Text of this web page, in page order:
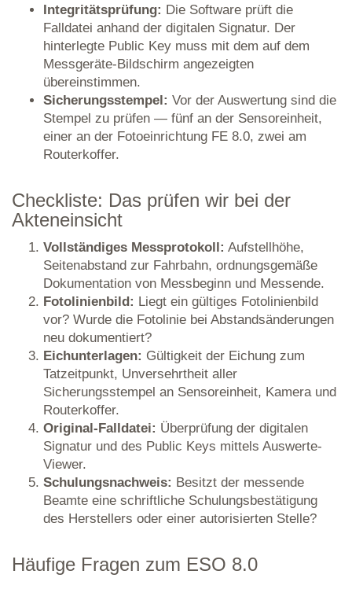
Integritätsprüfung: Die Software prüft die
Falldatei anhand der digitalen Signatur. Der
hinterlegte Public Key muss mit dem auf dem
Messgeräte-Bildschirm angezeigten
übereinstimmen.
Sicherungsstempel: Vor der Auswertung sind die
Stempel zu prüfen — fünf an der Sensoreinheit,
einer an der Fotoeinrichtung FE 8.0, zwei am
Routerkoffer.
Checkliste: Das prüfen wir bei der
Akteneinsicht
Vollständiges Messprotokoll: Aufstellhöhe,
Seitenabstand zur Fahrbahn, ordnungsgemäße
Dokumentation von Messbeginn und Messende.
Fotolinienbild: Liegt ein gültiges Fotolinienbild
vor? Wurde die Fotolinie bei Abstandsänderungen
neu dokumentiert?
Eichunterlagen: Gültigkeit der Eichung zum
Tatzeitpunkt, Unversehrtheit aller
Sicherungsstempel an Sensoreinheit, Kamera und
Routerkoffer.
Original-Falldatei: Überprüfung der digitalen
Signatur und des Public Keys mittels Auswerte-
Viewer.
Schulungsnachweis: Besitzt der messende
Beamte eine schriftliche Schulungsbestätigung
des Herstellers oder einer autorisierten Stelle?
Häufige Fragen zum ESO 8.0